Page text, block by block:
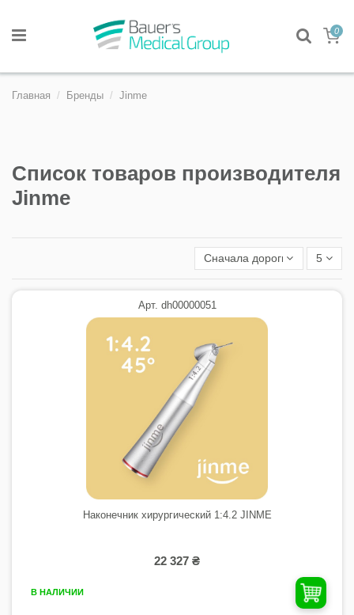
0
Главная Бренды Jinme
Список товаров производителя
Jinme
Сначала дорогие 5
Арт. dh00000051
Наконечник хирургический 1:4.2 JINME
22 327 ₴
В НАЛИЧИИ